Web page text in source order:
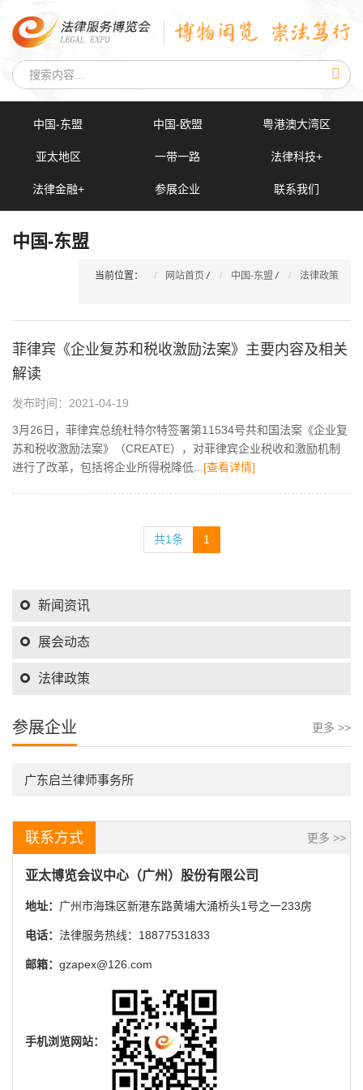
中国-东盟 中国-欧盟 粤港澳大湾区
亚太地区 一带一路 法律科技+
法律金融+ 参展企业 联系我们
中国-东盟
当前位置： 网站首页 / 中国-东盟 / 法律政策
菲律宾《企业复苏和税收激励法案》主要内容及相关
解读
发布时间：2021-04-19
3月26日，菲律宾总统杜特尔特签署第11534号共和国法案《企业复
苏和税收激励法案》（CREATE），对菲律宾企业税收和激励机制
进行了改革，包括将企业所得税降低...[查看详情]
共1条 1
新闻资讯
展会动态
法律政策
参展企业 更多 >>
广东启兰律师事务所
联系方式 更多 >>
亚太博览会议中心（广州）股份有限公司
地址： 广州市海珠区新港东路黄埔大涌桥头1号之一233房
电话： 法律服务热线：18877531833
邮箱： gzapex@126.com
手机浏览网站：